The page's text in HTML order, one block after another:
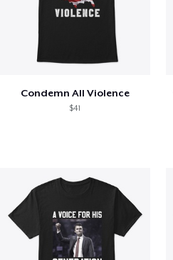
Condemn All Violence
$41